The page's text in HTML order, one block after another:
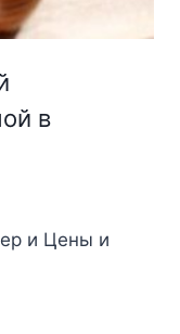
в
и Цены и